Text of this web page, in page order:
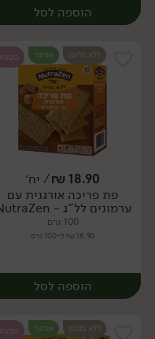
הוספה לסל
יח׳
ללא גלוטן אורגני
18.90
₪/ יח׳
פת פריכה אורגנית עם
ערמונים לל"ג - NutraZen
100 גרם
18.90 ₪ ל-100 גרם
הוספה לסל
ללא גלוטן אורגני